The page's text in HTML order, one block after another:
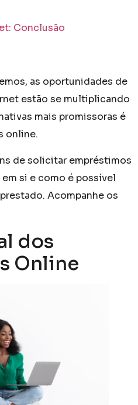
Conclusão
as oportunidades de
estão se multiplicando
mais promissoras é
online.
de solicitar empréstimos
si e como é possível
Acompanhe os
dos
Online